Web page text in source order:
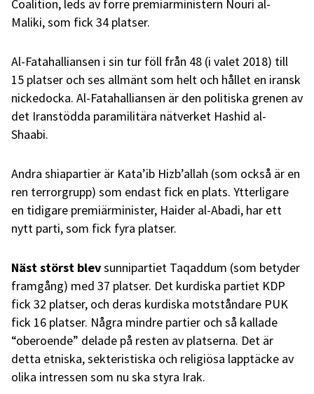
Coalition, leds av förre premiärministern Nouri al-
Maliki, som fick 34 platser.
Al-Fatahalliansen i sin tur föll från 48 (i valet 2018) till
15 platser och ses allmänt som helt och hållet en iransk
nickedocka. Al-Fatahalliansen är den politiska grenen av
det Iranstödda paramilitära nätverket Hashid al-
Shaabi.
Andra shiapartier är Kata’ib Hizb’allah (som också är en
ren terrorgrupp) som endast fick en plats. Ytterligare
en tidigare premiärminister, Haider al-Abadi, har ett
nytt parti, som fick fyra platser.
Näst störst blevsunnipartiet Taqaddum (som betyder
framgång) med 37 platser. Det kurdiska partiet KDP
fick 32 platser, och deras kurdiska motståndare PUK
fick 16 platser. Några mindre partier och så kallade
“oberoende” delade på resten av platserna. Det är
detta etniska, sekteristiska och religiösa lapptäcke av
olika intressen som nu ska styra Irak.